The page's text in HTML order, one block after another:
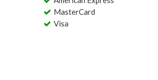
MasterCard
Visa